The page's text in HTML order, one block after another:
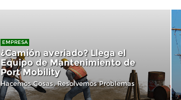
EMPRESA
¿Camión averiado? Llega el
Equipo de Mantenimiento de
Port Mobility
Hacemos Cosas, Resolvemos Problemas